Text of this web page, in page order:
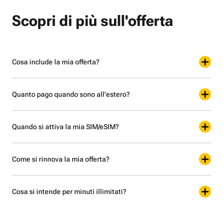
Scopri di più sull'offerta
Cosa include la mia offerta?
Quanto pago quando sono all'estero?
Quando si attiva la mia SIM/eSIM?
Come si rinnova la mia offerta?
Cosa si intende per minuti illimitati?